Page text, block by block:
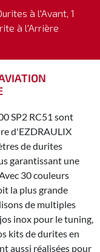
à l'Avant, 1
à l'Arrière
SP2 RC51 sont
d'EZDRAULIX
de durites
garantissant une
30 couleurs
la plus grande
de multiples
inox pour le tuning,
kits de durites en
aussi réalisées pour